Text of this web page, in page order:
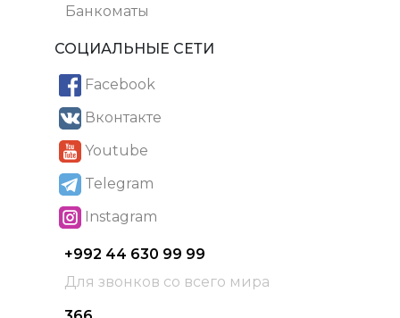
Банкоматы
СОЦИАЛЬНЫЕ СЕТИ
Facebook
Вконтакте
Youtube
Telegram
Instagram
+992 44 630 99 99
Для звонков со всего мира